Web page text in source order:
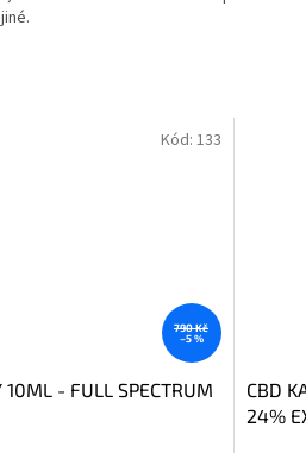
790 Kč
–5 %
10ML - FULL SPECTRUM
Kód: 133
CBD
24%